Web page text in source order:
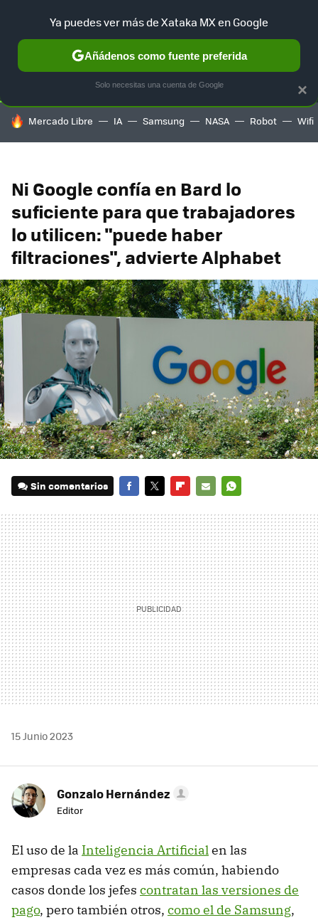
SELECCIÓN GAMING HOME AUTO TERRITORIO
HOY SE HABLA DE
Mercado Libre IA Samsung NASA Robot Wifi
Ni Google confía en Bard lo
suficiente para que trabajadores
lo utilicen: "puede haber
filtraciones", advierte Alphabet
Sin comentarios
MAIL
15 Junio 2023
Gonzalo Hernández
Editor
El uso de la Inteligencia Artificialen las
empresas cada vez es más común, habiendo
casos donde los jefes contratan las versiones de
pago, pero también otros, como el de Samsung,
×
Ya puedes ver más de Xataka MX en Google
Añádenos como fuente preferida
Solo necesitas una cuenta de Google